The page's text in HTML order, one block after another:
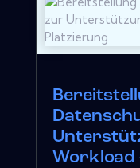
Workload